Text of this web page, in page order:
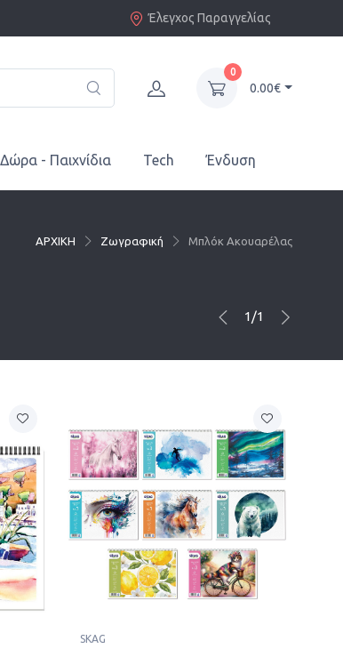
Έλεγχος Παραγγελίας
0
0.00€
Δώρα - Παιχνίδια Tech Ένδυση
ΑΡΧΙΚΗ Ζωγραφική Μπλόκ Ακουαρέλας
1/1
SKAG